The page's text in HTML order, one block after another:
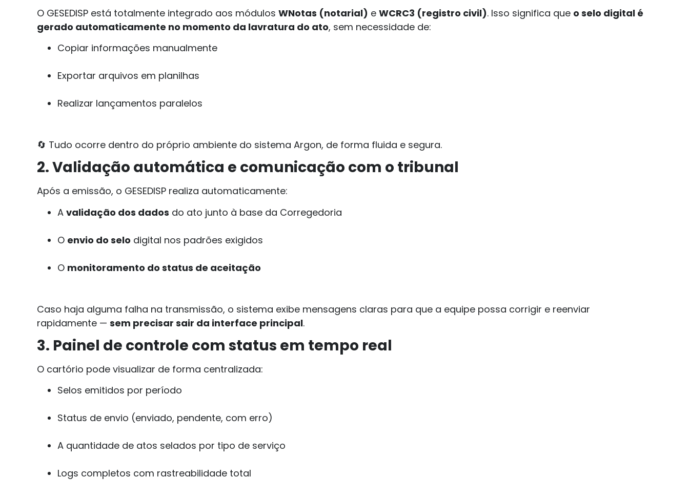
O GESEDISP está totalmente integrado aos módulos WNotas (notarial) e WCRC3 (registro civil). Isso significa que o selo digital é
gerado automaticamente no momento da lavratura do ato, sem necessidade de:
Copiar informações manualmente
Exportar arquivos em planilhas
Realizar lançamentos paralelos
🔄 Tudo ocorre dentro do próprio ambiente do sistema Argon, de forma fluida e segura.
2. Validação automática e comunicação com o tribunal
Após a emissão, o GESEDISP realiza automaticamente:
A validação dos dados do ato junto à base da Corregedoria
O envio do selo digital nos padrões exigidos
O monitoramento do status de aceitação
Caso haja alguma falha na transmissão, o sistema exibe mensagens claras para que a equipe possa corrigir e reenviar
rapidamente — sem precisar sair da interface principal.
3. Painel de controle com status em tempo real
O cartório pode visualizar de forma centralizada:
Selos emitidos por período
Status de envio (enviado, pendente, com erro)
A quantidade de atos selados por tipo de serviço
Logs completos com rastreabilidade total